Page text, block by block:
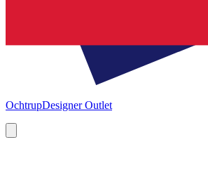
OchtrupDesigner Outlet